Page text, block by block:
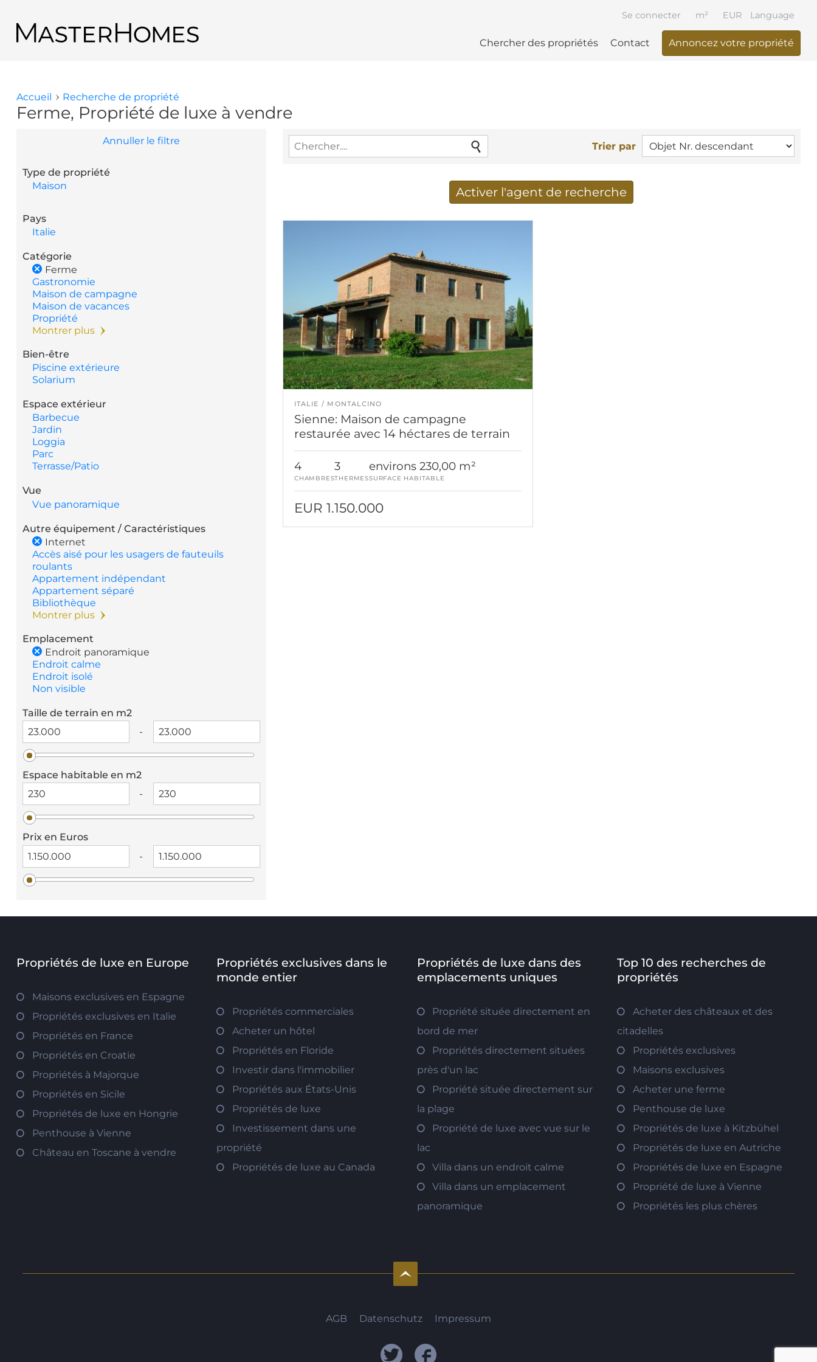
Language
Chercher des propriétés Contact Annoncez votre propriété
Se connecter EUR
m²
Retour aux résultats de recherche
Vous êtes ici
Accueil Recherche de propriété
Ferme, Propriété de luxe à vendre
Annuller le filtre
Type de propriété
Maison
Pays
Italie
Catégorie
Ferme
Gastronomie
Maison de campagne
Maison de vacances
Propriété
Montrer plus
Bien-être
Piscine extérieure
Solarium
Espace extérieur
Barbecue
Jardin
Loggia
Parc
Terrasse/Patio
Vue
Vue panoramique
Autre équipement / Caractéristiques
Internet
Accès aisé pour les usagers de fauteuils
roulants
Appartement indépendant
Appartement séparé
Bibliothèque
Montrer plus
Emplacement
Endroit panoramique
Endroit calme
Endroit isolé
Non visible
Taille de terrain en m2
-
Espace habitable en m2
-
Prix en Euros
-
Trier par
Activer l'agent de recherche
ITALIE MONTALCINO
Sienne: Maison de campagne
restaurée avec 14 héctares de terrain
4
CHAMBRES
3
THERMES
environs 230,00 m²
SURFACE HABITABLE
EUR 1.150.000
Propriétés de luxe en Europe
Maisons exclusives en Espagne
Propriétés exclusives en Italie
Propriétés en France
Propriétés en Croatie
Propriétés à Majorque
Propriétés en Sicile
Propriétés de luxe en Hongrie
Penthouse à Vienne
Château en Toscane à vendre
Propriétés exclusives dans le
monde entier
Propriétés commerciales
Acheter un hôtel
Propriétés en Floride
Investir dans l'immobilier
Propriétés aux États-Unis
Propriétés de luxe
Investissement dans une
propriété
Propriétés de luxe au Canada
Propriétés de luxe dans des
emplacements uniques
Propriété située directement en
bord de mer
Propriétés directement situées
près d'un lac
Propriété située directement sur
la plage
Propriété de luxe avec vue sur le
lac
Villa dans un endroit calme
Villa dans un emplacement
panoramique
Top 10 des recherches de
propriétés
Acheter des châteaux et des
citadelles
Propriétés exclusives
Maisons exclusives
Acheter une ferme
Penthouse de luxe
Propriétés de luxe à Kitzbühel
Propriétés de luxe en Autriche
Propriétés de luxe en Espagne
Propriété de luxe à Vienne
Propriétés les plus chères
AGB Datenschutz Impressum